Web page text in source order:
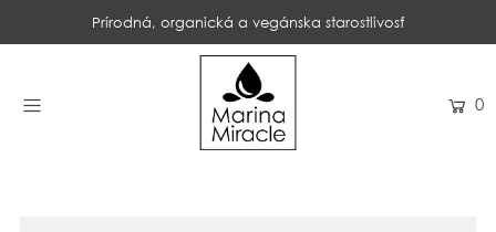
Prírodná, organická a vegánska starostlivosť
0
DOMOV